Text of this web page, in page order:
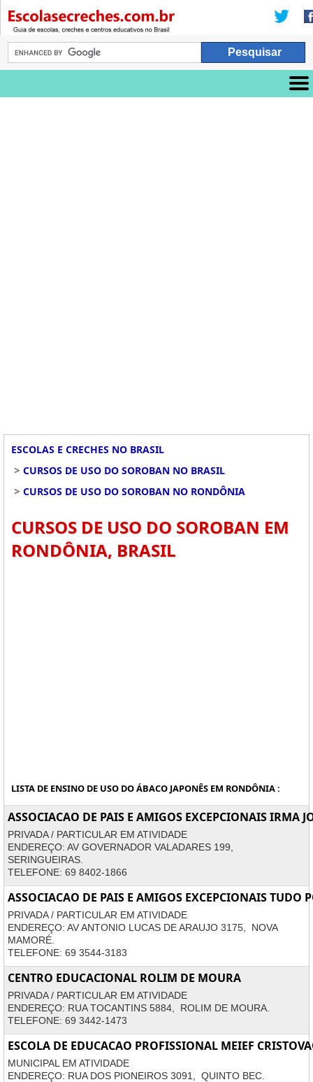
ESCOLAS E CRECHES NO BRASIL
> CURSOS DE USO DO SOROBAN NO BRASIL
> CURSOS DE USO DO SOROBAN NO RONDÔNIA
CURSOS DE USO DO SOROBAN EM
RONDÔNIA, BRASIL
LISTA DE ENSINO DE USO DO ÁBACO JAPONÊS EM RONDÔNIA :
ASSOCIACAO DE PAIS E AMIGOS EXCEPCIONAIS IRMA
PRIVADA / PARTICULAR EM ATIVIDADE
ENDEREÇO: AV GOVERNADOR VALADARES 199,
SERINGUEIRAS.
TELEFONE: 69 8402-1866
ASSOCIACAO DE PAIS E AMIGOS EXCEPCIONAIS TUDO
PRIVADA / PARTICULAR EM ATIVIDADE
ENDEREÇO: AV ANTONIO LUCAS DE ARAUJO 3175, NOVA
MAMORÉ.
TELEFONE: 69 3544-3183
CENTRO EDUCACIONAL ROLIM DE MOURA
PRIVADA / PARTICULAR EM ATIVIDADE
ENDEREÇO: RUA TOCANTINS 5884, ROLIM DE MOURA.
TELEFONE: 69 3442-1473
ESCOLA DE EDUCACAO PROFISSIONAL MEIEF
MUNICIPAL EM ATIVIDADE
ENDEREÇO: RUA DOS PIONEIROS 3091, QUINTO BEC.